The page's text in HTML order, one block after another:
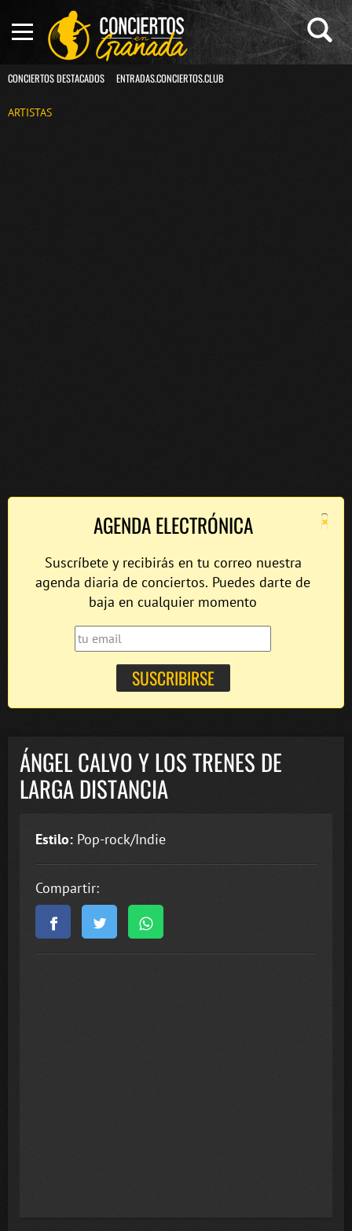
CONCIERTOS DESTACADOS ENTRADAS.CONCIERTOS.CLUB
ARTISTAS
×
AGENDA ELECTRÓNICA
Suscríbete y recibirás en tu correo nuestra
agenda diaria de conciertos. Puedes darte de
baja en cualquier momento
ÁNGEL CALVO Y LOS TRENES DE
LARGA DISTANCIA
Estilo: Pop-rock/Indie
Compartir: